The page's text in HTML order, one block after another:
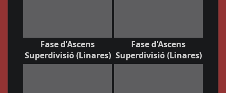
Fase d'Ascens
Superdivisió (Linares)
Fase d'Ascens
Superdivisió (Linares)